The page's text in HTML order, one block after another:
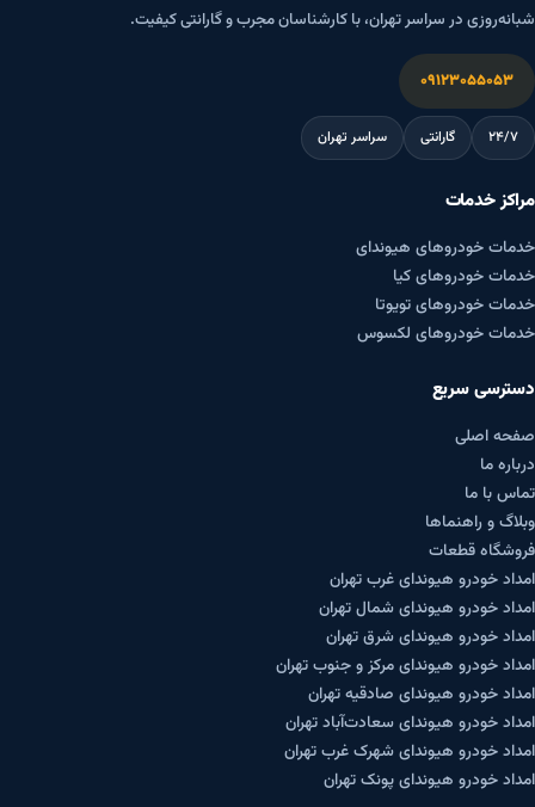
شبانه‌روزی در سراسر تهران، با کارشناسان مجرب و گارانتی کیفیت.
۰۹۱۲۳۰۵۵۰۵۳
۲۴/۷ گارانتی سراسر تهران
مراکز خدمات
خدمات خودروهای هیوندای
خدمات خودروهای کیا
خدمات خودروهای تویوتا
خدمات خودروهای لکسوس
دسترسی سریع
صفحه اصلی
درباره ما
تماس با ما
وبلاگ و راهنماها
فروشگاه قطعات
امداد خودرو هیوندای غرب تهران
امداد خودرو هیوندای شمال تهران
امداد خودرو هیوندای شرق تهران
امداد خودرو هیوندای مرکز و جنوب تهران
امداد خودرو هیوندای صادقیه تهران
امداد خودرو هیوندای سعادت‌آباد تهران
امداد خودرو هیوندای شهرک غرب تهران
امداد خودرو هیوندای پونک تهران